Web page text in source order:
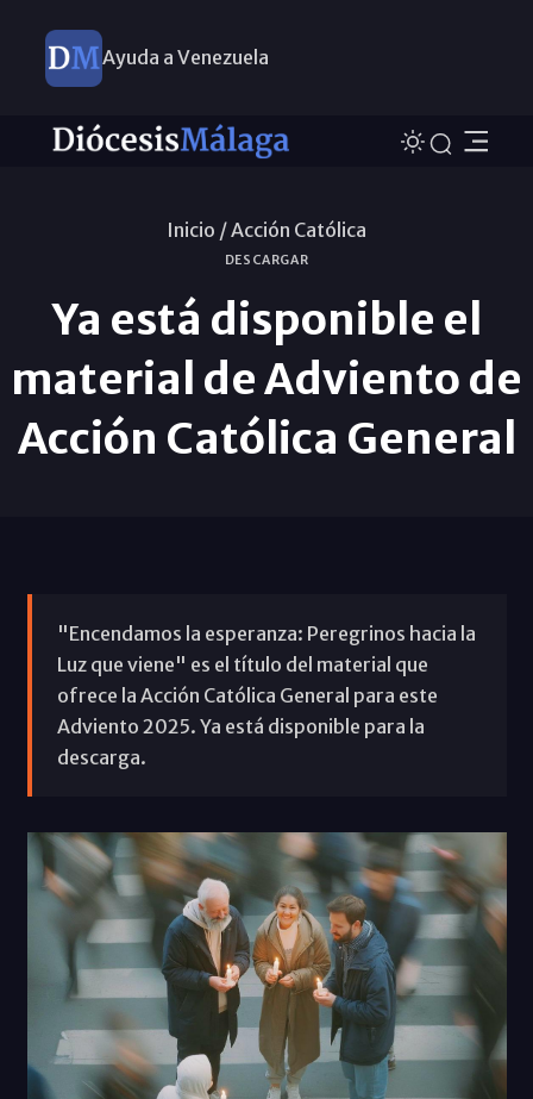
Ayuda a Venezuela
Inicio /Acción Católica
DESCARGAR
Ya está disponible el
material de Adviento de
Acción Católica General
"Encendamos la esperanza: Peregrinos hacia la
Luz que viene" es el título del material que
ofrece la Acción Católica General para este
Adviento 2025. Ya está disponible para la
descarga.